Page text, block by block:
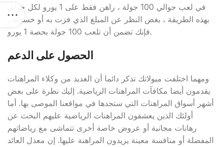
في لعب حوالي 100 جولة ، راهن فقط على 1 يورو لكل جولة.
بهذه الطريقة ، بغض النظر عن المبلغ الذي فزت به أو خسرته ،
فإنك تضمن أن تلعب 100 جولة بحصة 1 يورو.
الحصول على الدعم
ومهما اختلفت ميولاتك تذكر دائما أن العديد من وكلاء المراهنات
يقدمون أيضا مكافآت المراهنات الرياضية. إليك نظرة على بعض
أشهر أسواق المراهنات التي ستجدها في مواقعنا الموصى بها. أما
أولئك الذين يعشقون المراهنات الرياضية عليهم البحث عن
رهانات مجانية أو عروض خاصة أخرى تتماشى مع رياضاتهم
المفضلة أو منافسة معينة يريدون المراهنة عليها. إن معدل العائد